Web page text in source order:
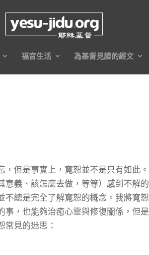
福音生活 為基督見證的經文
但是事實上，寬恕並不是只有如此。
義、該怎麼去做，等等）感到不解的
總是完全了解寬恕的概念。我將寬恕
事，也能夠治癒心靈與修復關係，但是
見的迷思：